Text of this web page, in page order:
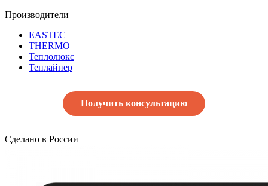
Производители
EASTEC
THERMO
Теплолюкс
Теплайнер
Получить консультацию
Сделано в России